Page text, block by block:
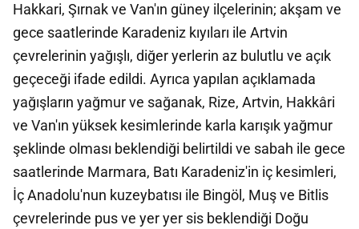
Hakkari, Şırnak ve Van'ın güney ilçelerinin; akşam ve
gece saatlerinde Karadeniz kıyıları ile Artvin
çevrelerinin yağışlı, diğer yerlerin az bulutlu ve açık
geçeceği ifade edildi. Ayrıca yapılan açıklamada
yağışların yağmur ve sağanak, Rize, Artvin, Hakkâri
ve Van'ın yüksek kesimlerinde karla karışık yağmur
şeklinde olması beklendiği belirtildi ve sabah ile gece
saatlerinde Marmara, Batı Karadeniz'in iç kesimleri,
İç Anadolu'nun kuzeybatısı ile Bingöl, Muş ve Bitlis
çevrelerinde pus ve yer yer sis beklendiği Doğu